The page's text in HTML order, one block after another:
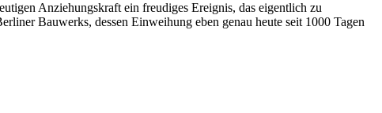
Anziehungskraft ein freudiges Ereignis, das eigentlich zu
Bauwerks, dessen Einweihung eben genau heute seit 1000 Tagen